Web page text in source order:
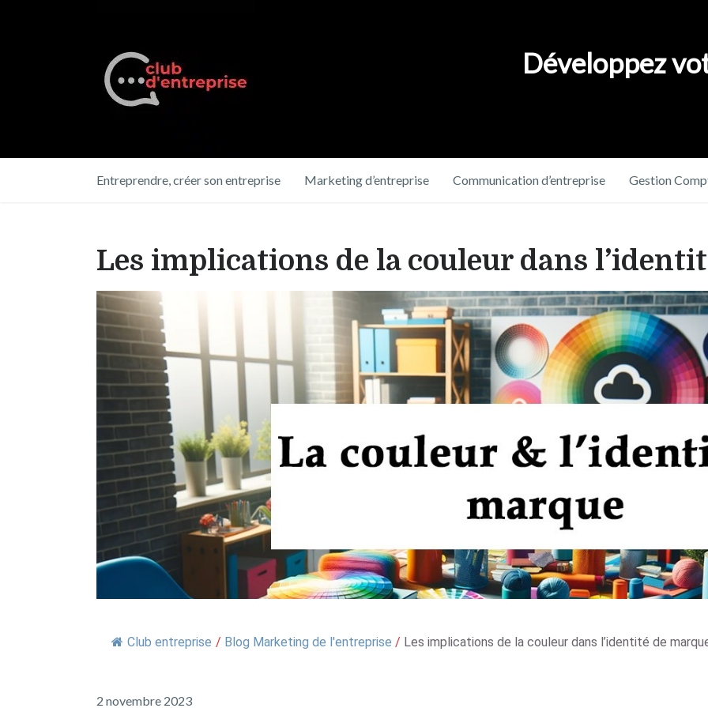
Développez
Entreprendre, créer son entreprise Marketing d’entreprise Communication d’entreprise Gestion
Les implications de la couleur dans
Club entreprise / Blog Marketing de l'entreprise / Les implications de la couleur dans l’identité de
2 novembre 2023